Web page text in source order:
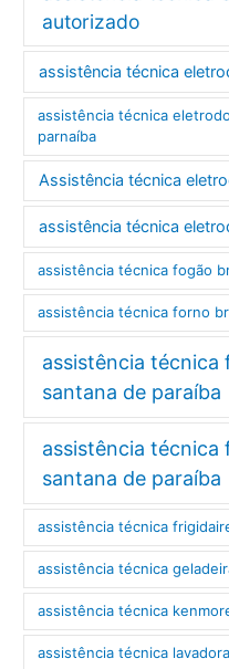
autorizado
assistência técnica
assistência técnica
parnaíba
Assistência técnica
assistência técnica
assistência técnica fogão
assistência técnica forno
assistência técnica
santana de paraíba
assistência técnica
santana de paraíba
assistência técnica
assistência técnica
assistência técnica
assistência técnica